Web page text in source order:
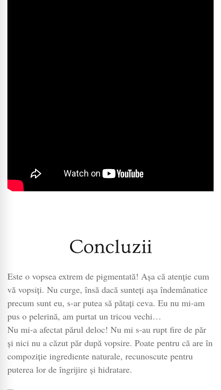
Concluzii
Este o vopsea extrem de pigmentată! Așa că atenție cum
vă vopsiți. Nu curge, însă dacă sunteți așa îndemânatice
precum sunt eu, s-ar putea să pătați ceva. Eu nu mi-am
pus o pelerină, am purtat un tricou vechi…
Nu mi-a afectat părul deloc! Nu mi s-au rupt fire de păr
și nici nu a căzut păr după vopsire. Poate pentru că are în
compoziție ingrediente naturale, recunoscute pentru
puterea lor de îngrijire și hidratare.